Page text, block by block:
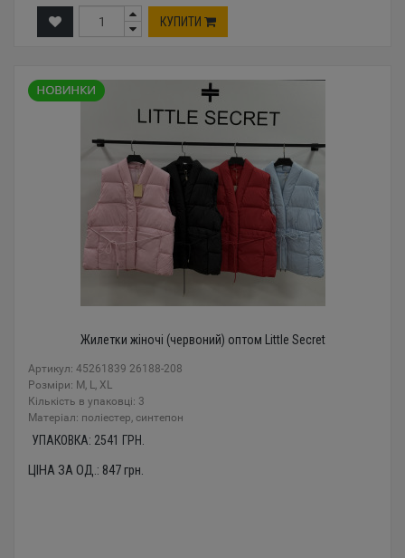
КУПИТИ
Жилетки жіночі (червоний) оптом Little Secret
Артикул: 45261839 26188-208
Розміри: M, L, XL
Кількість в упаковці: 3
Mатеріал: поліестер, синтепон
УПАКОВКА: 2541 ГРН.
ЦІНА ЗА ОД.: 847грн.